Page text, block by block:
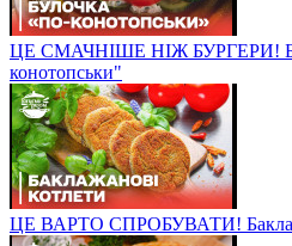
ЦЕ СМАЧНІШЕ НІЖ БУРГЕРИ!
конотопськи"
ЦЕ ВАРТО СПРОБУВАТИ!